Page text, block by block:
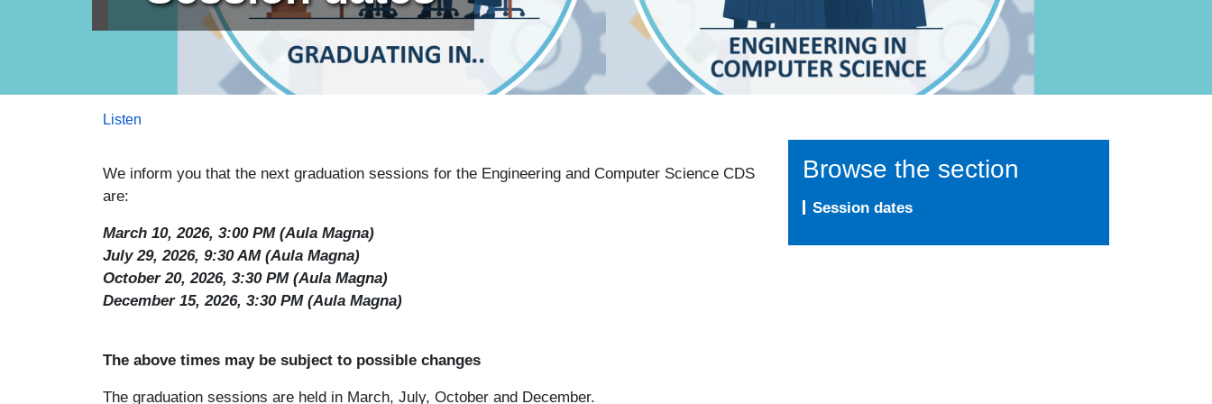
Listen
We inform you that the next graduation sessions for the Engineering and Computer Science CDS
are:
March 10, 2026, 3:00 PM (Aula Magna)
July 29, 2026, 9:30 AM (Aula Magna)
October 20, 2026, 3:30 PM (Aula Magna)
December 15, 2026, 3:30 PM (Aula Magna)
The above times may be subject to possible changes
The graduation sessions are held in March, July, October and December.
Browse the section
Session dates